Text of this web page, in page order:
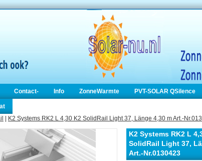
Contact- Info ZonneWarmte PVT-SOLAR QSilence
K2 Systems RK2 L 4,30 K2 SolidRail Light 37, Länge 4,30 m Art.-
K2 Systems RK2 L
SolidRail Light 37,
Art.-Nr.0130423